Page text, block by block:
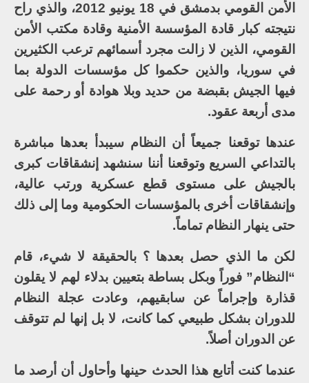
الأمن القومي بدمشق في 18 يونيو 2012، والذي راح
نتيجته كبار قادة المؤسسة الأمنية وقادة مكتب الأمن
القومي، الذين لا زالت مجرد أسمائهم ترعب الكثيرين
في سوريا، والذين حكموا كل مؤسسات الدولة بما
فيها الجيش بقبضة من حديد وبلا هوادة أو رحمة على
مدى أربعة عقود.
عندها توقعنا جميعاً أن النظام سيبدأ بعدها مباشرة
بالتداعي السريع وتوقعنا أننا سنشهد إنشقاقات كبرى
بالجيش على مستوى قطع عسكرية ورتب عالية،
وإنشقاقات أخرى بالمؤسسات الحكومية وما إلى ذلك
حتى ينهار النظام تماماً.
لكن ما الذي حصل بعدها ؟ بالحقيقة لا شيء، قام
“النظام” فوراً وبكل بساطة بتعيين بدلاء لهم لا يقلون
قذارة وإجراماً عن سابقيهم، وعادت عجلة النظام
للدوران بشكل طبيعي كما كانت، لا بل إنها لم تتوقف
عن الدوران أصلاً.
عندما كنت أتابع هذا الحدث حينها وأحاول أن أرصد ما